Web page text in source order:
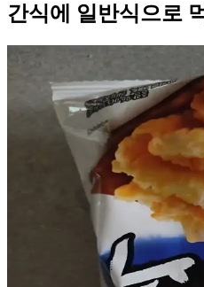
간식에 일반식으로